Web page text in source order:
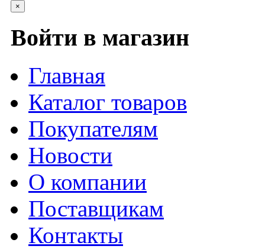
×
Войти в магазин
Главная
Каталог товаров
Покупателям
Новости
О компании
Поставщикам
Контакты